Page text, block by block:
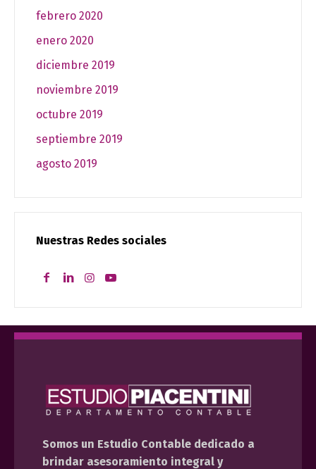
febrero 2020
enero 2020
diciembre 2019
noviembre 2019
octubre 2019
septiembre 2019
agosto 2019
Nuestras Redes sociales
Somos un Estudio Contable dedicado a
brindar asesoramiento integral y